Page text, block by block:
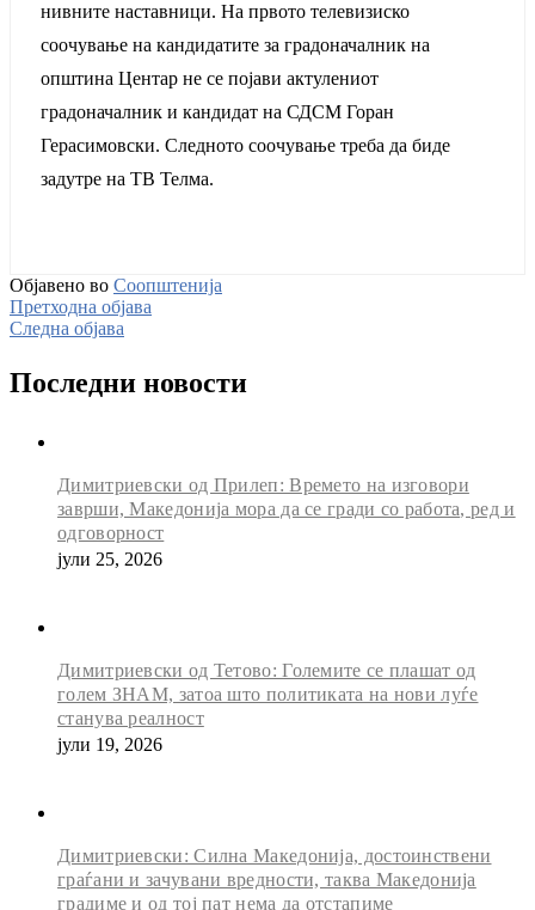
нивните наставници. На првото телевизиско
соочување на кандидатите за градоначалник на
општина Центар не се појави актулениот
градоначалник и кандидат на СДСМ Горан
Герасимовски. Следното соочување треба да биде
задутре на ТВ Телма.
Објавено во Соопштенија
Претходна објава
Следна објава
Последни новости
Димитриевски од Прилеп: Времето на изговори
заврши, Македонија мора да се гради со работа, ред и
одговорност
јули 25, 2026
Димитриевски од Тетово: Големите се плашат од
голем ЗНАМ, затоа што политиката на нови луѓе
станува реалност
јули 19, 2026
Димитриевски: Силна Македонија, достоинствени
граѓани и зачувани вредности, таква Македонија
градиме и од тој пат нема да отстапиме